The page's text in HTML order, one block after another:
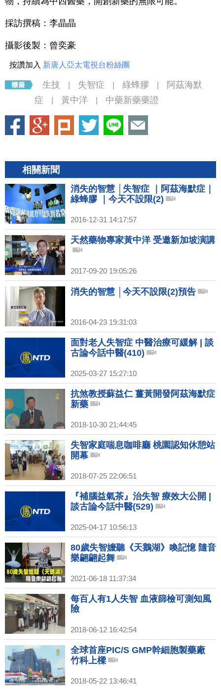
採訪撰稿：李晶晶
攝影後製：曾奕豪
按讚加入 新唐人亞太電視台粉絲團
生技 失智症 綠蜂膠
阿茲海默
症
黃中洋 中藥新藥藥證
相關新聞
消失的智慧 │失智症 ｜阿茲海默症｜
綠蜂膠 ｜今天不設限(2)
2016-12-31 14:17:57
天然藥物專家黃中洋 受邀新加坡演講
2017-09-20 19:05:26
消失的智慧 │今天不設限(2)預告
2016-04-23 19:31:03
面對老人失智症 中醫治療可緩解 | 談
古論今話中醫(410)
2025-03-27 15:27:10
抗煞教授蘇益仁 薑黃開發阿茲海默症
新藥
2018-10-30 21:44:45
失智家庭喘息咖啡廳 桃園認知休憩站
開幕
2018-07-25 22:06:51
『補腦益氣茶』治失智 療效大公開 |
談古論今話中醫(529)
2025-04-17 10:56:13
80歲失智嬤聽《天鵝湖》喚記憶 隨音
樂翩翩起舞
2021-06-18 11:37:34
每百人有1人失智 血液篩檢可測知風
險
2018-06-12 16:42:54
全球首座PIC/S GMP幹細胞製藥廠
竹科上樑
2018-05-22 13:46:41